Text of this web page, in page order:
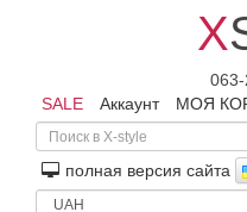
X
SALE
Аккаунт МОЯ
полная версия сайта